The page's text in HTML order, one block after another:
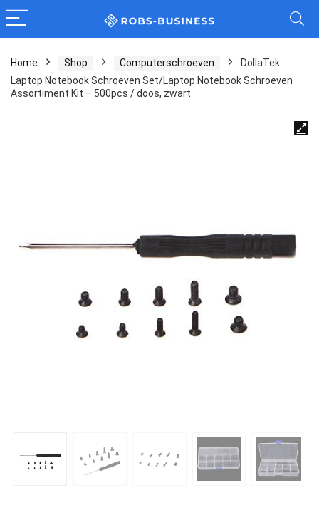
Home Shop Computerschroeven
DollaTek
Laptop Notebook Schroeven Set/Laptop Notebook Schroeven
Assortiment Kit – 500pcs / doos, zwart